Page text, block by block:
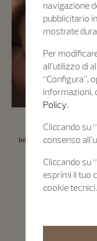
Ogni segnatempo
Internazionale di
navigazione
pubblicitario
mostrate
Per
all’utilizzo di
“Configura”,
informazioni,
Policy.
Cliccando su
consenso
Cliccando su
esprimi il tuo
cookie tecnici.